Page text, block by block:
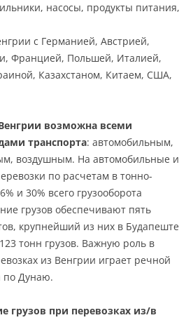
насосы, продукты питания,
с Германией, Австрией,
Францией, Польшей, Италией,
Казахстаном, Китаем, США,
возможна всеми
транспорта: автомобильным,
воздушным. На автомобильные и
по расчетам в тонно-
и 30% всего грузооборота
грузов обеспечивают пять
крупнейший из них в Будапеште
тонн грузов. Важную роль в
из Венгрии играет речной
по Дунаю.
грузов при перевозках из/в